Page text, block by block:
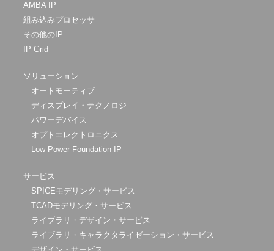
AMBA IP
組み込みプロセッサ
その他のIP
IP Grid
ソリューション
オートモーティブ
ディスプレイ・テクノロジ
パワーデバイス
オプトエレクトロニクス
Low Power Foundation IP
サービス
SPICEモデリング・サービス
TCADモデリング・サービス
ライブラリ・デザイン・サービス
ライブラリ・キャラクタライゼーション・サービス